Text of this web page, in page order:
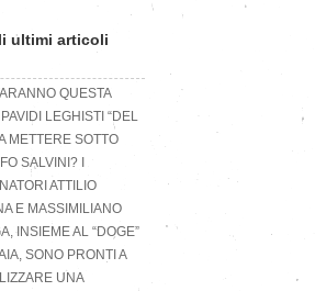
ultimi articoli
QUESTA
LEGHISTI “DEL
METTERE SOTTO
SALVINI? I
ATTILIO
E MASSIMILIANO
INSIEME AL “DOGE”
SONO PRONTI A
UNA